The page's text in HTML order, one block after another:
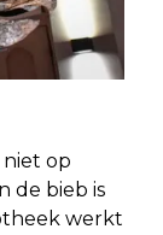
op
de bieb is
werkt